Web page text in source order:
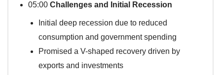
05:00 Challenges and Initial Recession
Initial deep recession due to reduced
consumption and government spending
Promised a V-shaped recovery driven by
exports and investments